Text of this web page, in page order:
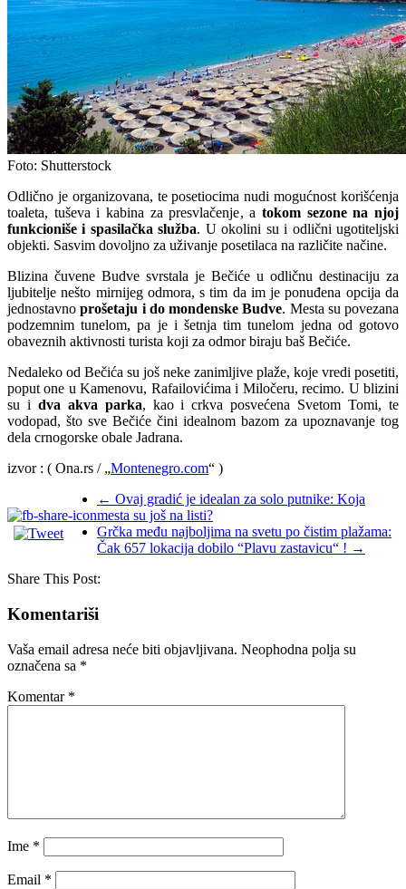
Foto: Shutterstock
Odlično je organizovana, te posetiocima nudi mogućnost korišćenja
toaleta, tuševa i kabina za presvlačenje, a tokom sezone na njoj
funkcioniše i spasilačka služba. U okolini su i odlični ugotiteljski
objekti. Sasvim dovoljno za uživanje posetilaca na različite načine.
Blizina čuvene Budve svrstala je Bečiće u odličnu destinaciju za
ljubitelje nešto mirnijeg odmora, s tim da im je ponuđena opcija da
jednostavnoprošetaju i do mondenske Budve. Mesta su povezana
podzemnim tunelom, pa je i šetnja tim tunelom jedna od gotovo
obaveznih aktivnosti turista koji za odmor biraju baš Bečiće.
Nedaleko od Bečića su još neke zanimljive plaže, koje vredi posetiti,
poput one u Kamenovu, Rafailovićima i Miločeru, recimo. U blizini
su i dva akva parka, kao i crkva posvećena Svetom Tomi, te
vodopad, što sve Bečiće čini idealnom bazom za upoznavanje tog
dela crnogorske obale Jadrana.
izvor : ( Ona.rs / „Montenegro.com“ )
← Ovaj gradić je idealan za solo putnike: Koja
mesta su još na listi?
Grčka među najboljima na svetu po čistim plažama:
Čak 657 lokacija dobilo “Plavu zastavicu“ ! →
Share This Post:
Komentariši
Vaša email adresa neće biti objavljivana. Neophodna polja su
označena sa *
Komentar *
Ime *
Email *